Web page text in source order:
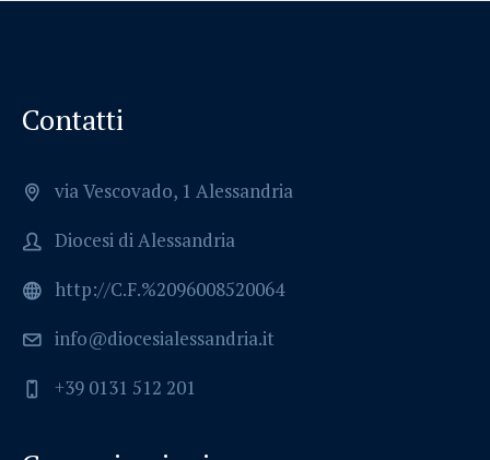
Contatti
via Vescovado, 1 Alessandria
Diocesi di Alessandria
http://C.F.%2096008520064
info@diocesialessandria.it
+39 0131 512 201